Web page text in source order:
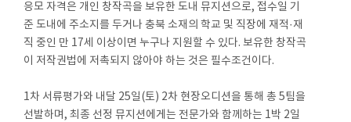
응모 자격은 개인 창작곡을 보유한 도내 뮤지션으로, 접수일 기
준 도내에 주소지를 두거나 충북 소재의 학교 및 직장에 재적·재
직 중인 만 17세 이상이면 누구나 지원할 수 있다. 보유한 창작곡
이 저작권법에 저촉되지 않아야 하는 것은 필수조건이다.
1차 서류평가와 내달 25일(토) 2차 현장오디션을 통해 총 5팀을
선발하며, 최종 선정 뮤지션에게는 전문가와 함께하는 1박 2일